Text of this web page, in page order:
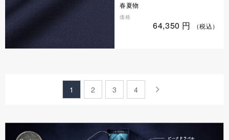
春夏物
価格
64,350 円 （税込）
1 2 3 4 keyboard_arrow_right